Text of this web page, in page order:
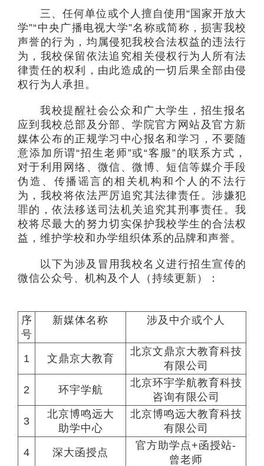
三、任何单位或个人擅自使用“国家开放大
学”“中央广播电视大学”名称或简称，损害我校
声誉的行为，均属侵犯我校合法权益的违法行
为，我校保留依法追究相关侵权行为人所有法
律责任的权利，由此造成的一切后果全部由侵
权行为人承担。
我校提醒社会公众和广大学生，招生报名
应到我校总部及分部、学院官方网站及官方新
媒体公布的正规学习中心报名和学习，不要随
意添加所谓“招生老师”或“客服”的联系方式，
对于利用网络、微信、微博、短信等媒介手段
伪造、传播谣言的相关机构和个人的不法行
为，我校将依法严厉追究其法律责任。涉嫌犯
罪的，依法移送司法机关追究其刑事责任。我
校将尽最大的努力切实保护我校学生的合法权
益，维护学校和办学组织体系的品牌和声誉。
以下为涉及冒用我校名义进行招生宣传的
微信公众号、机构及个人（持续更新）：
序
号
新媒体名称 涉及中介或个人
1 文鼎京大教育
北京文鼎京大教育科技
有限公司
2 环宇学航
北京环宇学航教育科技
咨询有限公司
3
北京博鸣远大
助学中心
北京博鸣远大教育科技
有限公司
4 深大函授点
官方助学点+函授站-
曾老师